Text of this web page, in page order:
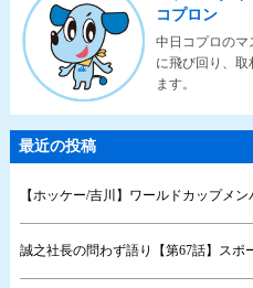
コプロン
中日コプロのマ
に飛び回り、
ます。
最近の投稿
【ホッケー/吉川】ワールドカップメン
誠之社長の問わず語り【第67話】スポ